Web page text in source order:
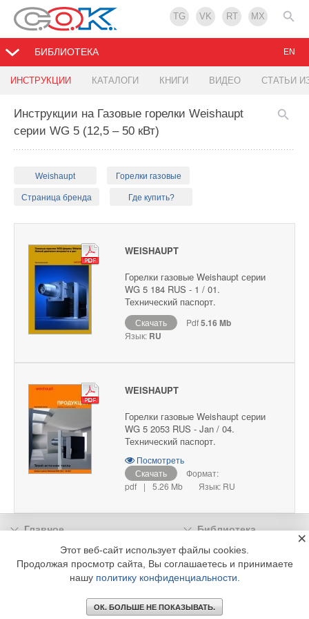
TG VK RT MX
БИБЛИОТЕКА
ИНСТРУКЦИИ КАТАЛОГИ КНИГИ ВИДЕО СТАТЬИ
EN
Инструкции на Газовые горелки Weishaupt
серии WG 5 (12,5 – 50 кВт)
Weishaupt Горелки газовые
Страница бренда Где купить?
WEISHAUPT
Горелки газовые Weishaupt серии
WG 5 184 RUS - 1 / 01.
Технический паспорт.
Скачать Pdf5.16 Mb
Язык: RU
WEISHAUPT
Горелки газовые Weishaupt серии
WG 5 2053 RUS - Jan / 04.
Технический паспорт.
Посмотреть
Скачать
Формат:
pdf
| 5.26 Mb Язык: RU
Главное
Библиотека
Подписка
Реклама
Информация
© 2002 - 2026 OOO Издательский дом «МЕДИА ТЕХНОЛОДЖИ» +7 (495) 665-00-
Этот веб-сайт использует файлы cookies.
Продолжая просмотр сайта, Вы соглашаетесь и принимаете
нашу политику конфиденциальности
ОК. БОЛЬШЕ НЕ ПОКАЗЫВАТЬ.
×